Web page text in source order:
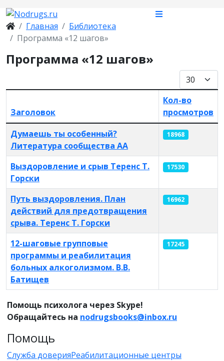
Главная
Библиотека
Программа «12 шагов»
Программа «12 шагов»
Кол-во
Материалы
Заголовок
Кол-во
просмотров
Думаешь ты особенный?
Литература сообщества AA
18968
Выздоровление и срыв Теренс Т.
Горски
17530
Путь выздоровления. План
действий для предотвращения
срыва. Теренс Т. Горски
16962
12-шаговые групповые
программы и реабилитация
больных алкоголизмом. В.В.
Батищев
17245
Помощь психолога через Skype!
Обращайтесь на nodrugsbooks@inbox.ru
Помощь
Служба доверияРеабилитационные центры